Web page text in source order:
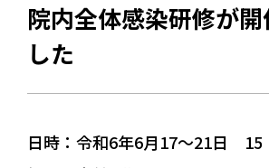
入院・入所について
お知らせ
交通アクセス
院内全体感染研修が
した
日時：令和6年6月17～21日 15